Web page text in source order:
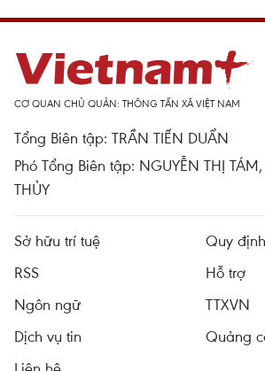
CƠ QUAN CHỦ QUẢN: THÔNG TẤN XÃ VIỆT NAM
Tổng Biên tập: TRẦN TIẾN DUẨN
Phó Tổng Biên tập: NGUYỄN THỊ
THỦY
Sở hữu trí tuệ
Quy
RSS
Hỗ trợ
Ngôn ngữ
TTXVN
Dịch vụ tin
Quảng